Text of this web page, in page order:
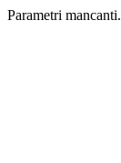
Parametri mancanti.